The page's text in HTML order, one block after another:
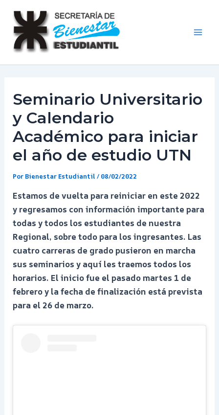
contenido
Seminario Universitario
y Calendario
Académico para iniciar
el año de estudio UTN
Por Bienestar Estudiantil/ 08/02/2022
Estamos de vuelta para reiniciar en este 2022
y regresamos con información importante para
todas y todos los estudiantes de nuestra
Regional, sobre todo para los ingresantes. Las
cuatro carreras de grado pusieron en marcha
sus seminarios y aquí les traemos todos los
horarios. El inicio fue el pasado martes 1 de
febrero y la fecha de finalización está prevista
para el 26 de marzo.